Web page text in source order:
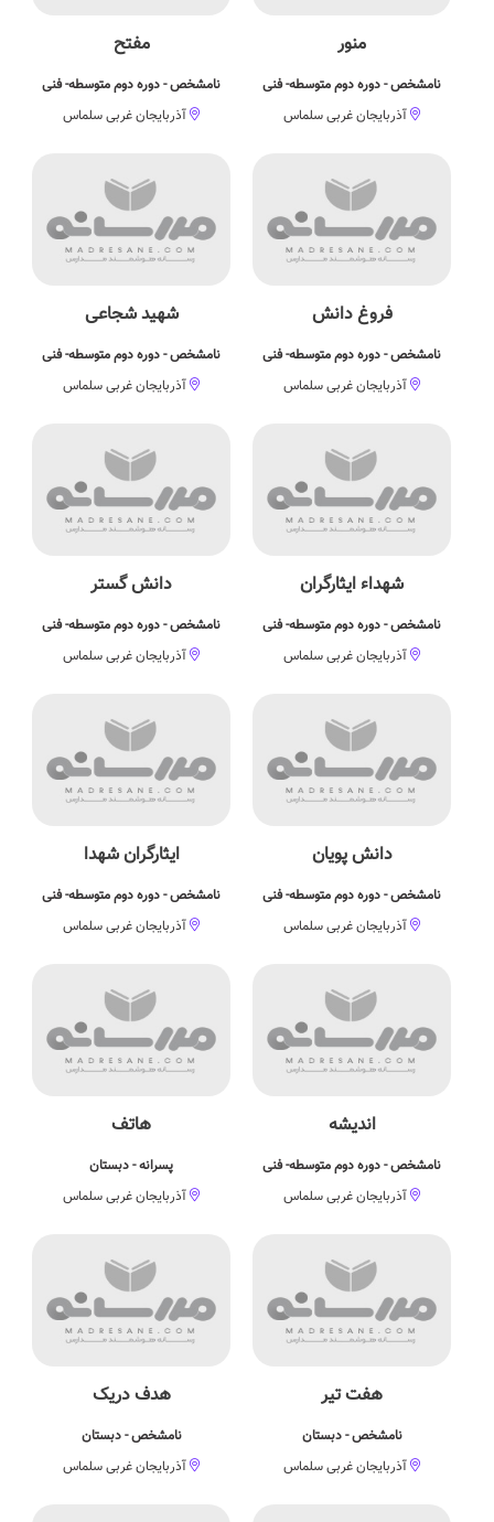
منور
نامشخص - دوره دوم متوسطه- فنی
آذربایجان غربی سلماس
مفتح
نامشخص - دوره دوم متوسطه- فنی
آذربایجان غربی سلماس
فروغ دانش
نامشخص - دوره دوم متوسطه- فنی
آذربایجان غربی سلماس
شهید شجاعی
نامشخص - دوره دوم متوسطه- فنی
آذربایجان غربی سلماس
شهداء ایثارگران
نامشخص - دوره دوم متوسطه- فنی
آذربایجان غربی سلماس
دانش گستر
نامشخص - دوره دوم متوسطه- فنی
آذربایجان غربی سلماس
دانش پویان
نامشخص - دوره دوم متوسطه- فنی
آذربایجان غربی سلماس
ایثارگران شهدا
نامشخص - دوره دوم متوسطه- فنی
آذربایجان غربی سلماس
اندیشه
نامشخص - دوره دوم متوسطه- فنی
آذربایجان غربی سلماس
هاتف
پسرانه - دبستان
آذربایجان غربی سلماس
هفت تیر
نامشخص - دبستان
آذربایجان غربی سلماس
هدف دریک
نامشخص - دبستان
آذربایجان غربی سلماس